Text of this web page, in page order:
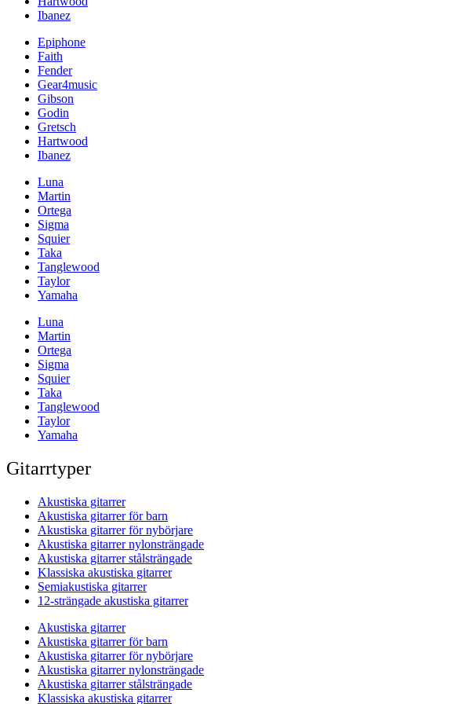
Ibanez
Epiphone
Faith
Fender
Gear4music
Gibson
Godin
Gretsch
Hartwood
Ibanez
Luna
Martin
Ortega
Sigma
Squier
Taka
Tanglewood
Taylor
Yamaha
Luna
Martin
Ortega
Sigma
Squier
Taka
Tanglewood
Taylor
Yamaha
Gitarrtyper
Akustiska gitarrer
Akustiska gitarrer för barn
Akustiska gitarrer för nybörjare
Akustiska gitarrer nylonsträngade
Akustiska gitarrer stålsträngade
Klassiska akustiska gitarrer
Semiakustiska gitarrer
12-strängade akustiska gitarrer
Akustiska gitarrer
Akustiska gitarrer för barn
Akustiska gitarrer för nybörjare
Akustiska gitarrer nylonsträngade
Akustiska gitarrer stålsträngade
Klassiska akustiska gitarrer